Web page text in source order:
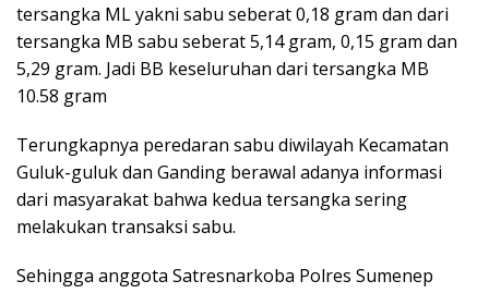
tersangka ML yakni sabu seberat 0,18 gram dan dari
tersangka MB sabu seberat 5,14 gram, 0,15 gram dan
5,29 gram. Jadi BB keseluruhan dari tersangka MB
10.58 gram
Terungkapnya peredaran sabu diwilayah Kecamatan
Guluk-guluk dan Ganding berawal adanya informasi
dari masyarakat bahwa kedua tersangka sering
melakukan transaksi sabu.
Sehingga anggota Satresnarkoba Polres Sumenep